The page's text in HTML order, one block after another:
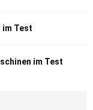
im Test
im Test